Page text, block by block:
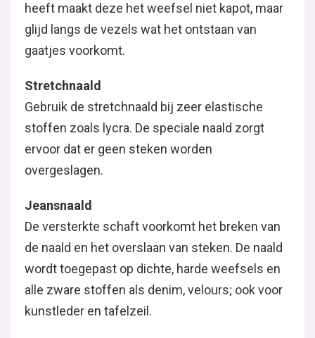
heeft maakt deze het weefsel niet kapot, maar
glijd langs de vezels wat het ontstaan van
gaatjes voorkomt.
Stretchnaald
Gebruik de stretchnaald bij zeer elastische
stoffen zoals lycra. De speciale naald zorgt
ervoor dat er geen steken worden
overgeslagen.
Jeansnaald
De versterkte schaft voorkomt het breken van
de naald en het overslaan van steken. De naald
wordt toegepast op dichte, harde weefsels en
alle zware stoffen als denim, velours; ook voor
kunstleder en tafelzeil.